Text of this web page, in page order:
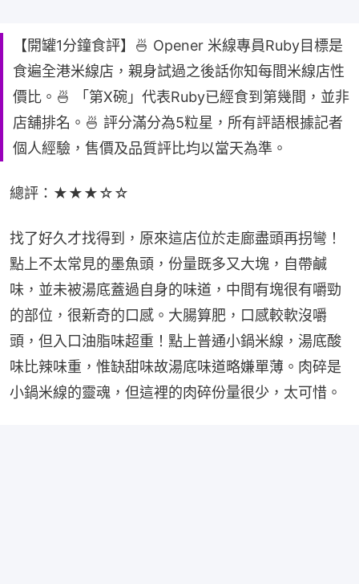
【開罐1分鐘食評】🍜 Opener 米線專員Ruby目標是
食遍全港米線店，親身試過之後話你知每間米線店性
價比。🍜 「第X碗」代表Ruby已經食到第幾間，並非
店舖排名。🍜 評分滿分為5粒星，所有評語根據記者
個人經驗，售價及品質評比均以當天為準。
總評：★★★☆☆
找了好久才找得到，原來這店位於走廊盡頭再拐彎！
點上不太常見的墨魚頭，份量既多又大塊，自帶鹹
味，並未被湯底蓋過自身的味道，中間有塊很有嚼勁
的部位，很新奇的口感。大腸算肥，口感較軟沒嚼
頭，但入口油脂味超重！點上普通小鍋米線，湯底酸
味比辣味重，惟缺甜味故湯底味道略嫌單薄。肉碎是
小鍋米線的靈魂，但這裡的肉碎份量很少，太可惜。